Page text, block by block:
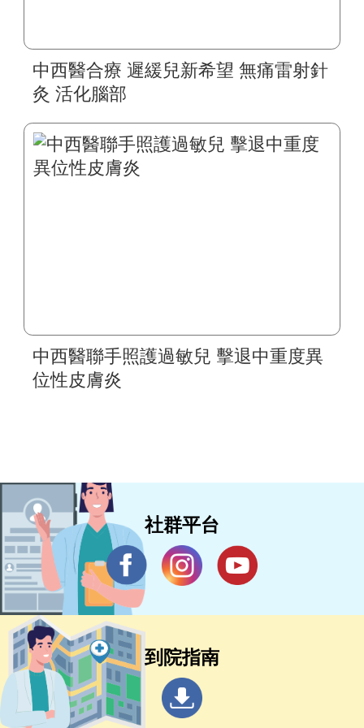
中西醫合療 遲緩兒新希望 無痛雷射針
灸 活化腦部
中西醫聯手照護過敏兒 擊退中重度異
位性皮膚炎
社群平台
到院指南